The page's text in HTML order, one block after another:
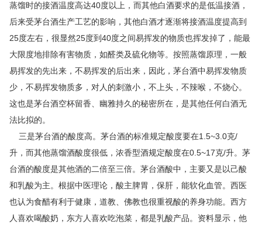
蒸馏时的接酒温度高达40度以上，而其他白酒要求的是低温接酒，
后来受茅台酒生产工艺的影响，其他白酒才逐渐将接酒温度提高到
25度左右，很显然25度到40度之间易挥发的物质也挥发掉了，能最
大限度地排除有害物质，如醛类及硫化物等。按照蒸馏原理，一般
易挥发的先出来，不易挥发的后出来，因此，茅台酒中易挥发物质
少，不易挥发物质多，对人的刺激小，不上头，不辣喉，不烧心。
这也是茅台酒空杯留香、幽雅持久的秘密所在，是其他任何白酒无
法比拟的。
三是茅台酒的酸度高。茅台酒的标准规定酸度要在1.5~3.0克/
升，而其他蒸馏酒酸度很低，浓香型酒规定酸度在0.5~17克/升。茅
台酒的酸度是其他酒的二倍至三倍。茅台酒酸中，主要又是以己酸
和乳酸为主。根据中医理论，酸主脾胃，保肝，能软化血管。西医
也认为食醋有利于健康，道教
佛教也很重视酸的养身功能。西方
人喜欢喝酸奶，东方人喜欢吃泡菜，都是乳酸产品。资料显示，他